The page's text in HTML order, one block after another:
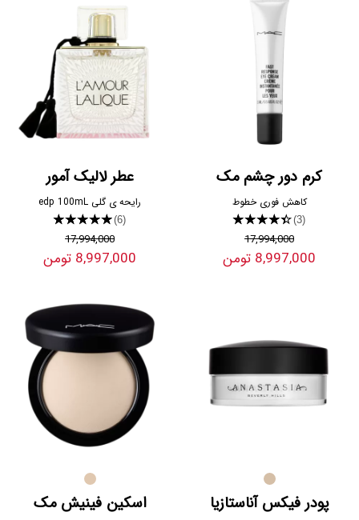
کرم دور چشم مک
کاهش فوری خطوط
★★★★★(3)
17,994,000
8,997,000 تومن
عطر لالیک آمور
رایحه ی گلی edp 100mL
★★★★★(6)
17,994,000
8,997,000 تومن
پودر فیکس آناستازیا اسکین فینیش مک